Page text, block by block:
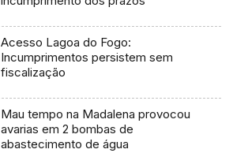
Acesso Lagoa do Fogo:
Incumprimentos persistem sem
fiscalização
Mau tempo na Madalena provocou
avarias em 2 bombas de
abastecimento de água